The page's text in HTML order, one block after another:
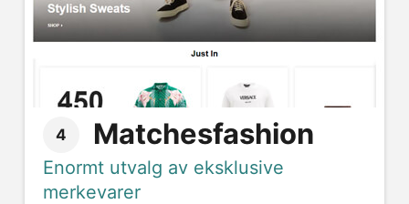
4 Matchesfashion
Enormt utvalg av eksklusive
merkevarer